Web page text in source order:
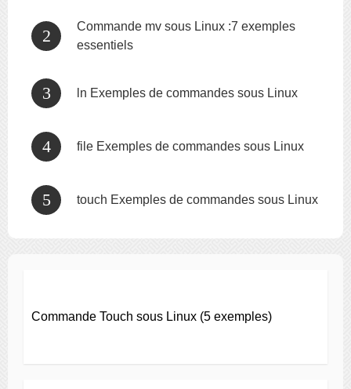
Commande mv sous Linux :7 exemples
essentiels
ln Exemples de commandes sous Linux
file Exemples de commandes sous Linux
touch Exemples de commandes sous Linux
Commande Touch sous Linux (5 exemples)